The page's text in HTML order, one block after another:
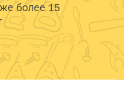
более 15